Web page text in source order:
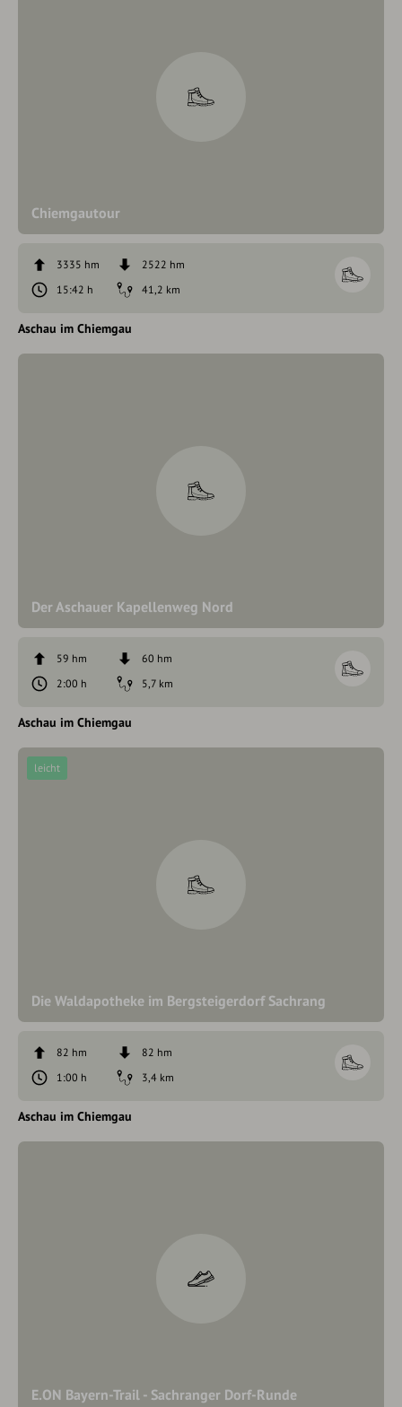
Chiemgautour
3335 hm
2522 hm
15:42 h
41,2 km
Aschau im Chiemgau
Der Aschauer Kapellenweg Nord
59 hm
60 hm
2:00 h
5,7 km
Aschau im Chiemgau
Die Waldapotheke im Bergsteigerdorf Sachrang
leicht
82 hm
82 hm
1:00 h
3,4 km
Aschau im Chiemgau
E.ON Bayern-Trail - Sachranger Dorf-Runde